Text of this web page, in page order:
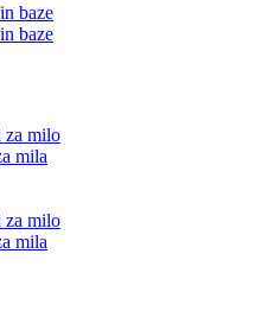
baze
baze
za milo
mila
za milo
mila